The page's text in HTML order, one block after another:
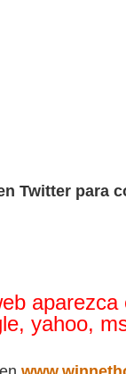
Twitter para
aparezca
yahoo,